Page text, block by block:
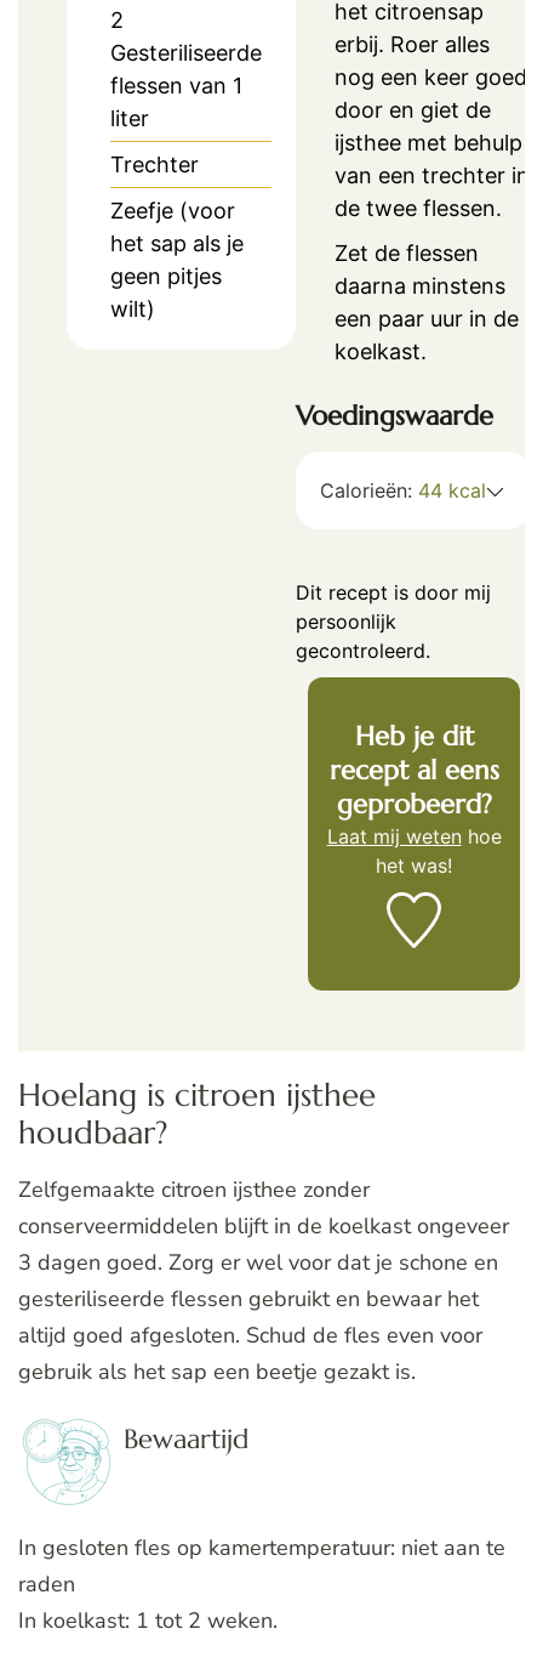
2
Gesteriliseerde
flessen van 1
liter
Trechter
Zeefje (voor
het sap als je
geen pitjes
wilt)
het citroensap
erbij. Roer alles
nog een keer goed
door en giet de
ijsthee met behulp
van een trechter in
de twee flessen.
Zet de flessen
daarna minstens
een paar uur in de
koelkast.
Voedingswaarde
Calorieën: 44 kcal
Dit recept is door mij
persoonlijk
gecontroleerd.
Heb je dit
recept al eens
geprobeerd?
Laat mij wetenhoe
het was!
Hoelang is citroen ijsthee
houdbaar?
Zelfgemaakte citroen ijsthee zonder
conserveermiddelen blijft in de koelkast ongeveer
3 dagen goed. Zorg er wel voor dat je schone en
gesteriliseerde flessen gebruikt en bewaar het
altijd goed afgesloten. Schud de fles even voor
gebruik als het sap een beetje gezakt is.
Bewaartijd
In gesloten fles op kamertemperatuur: niet aan te
raden
In koelkast: 1 tot 2 weken.